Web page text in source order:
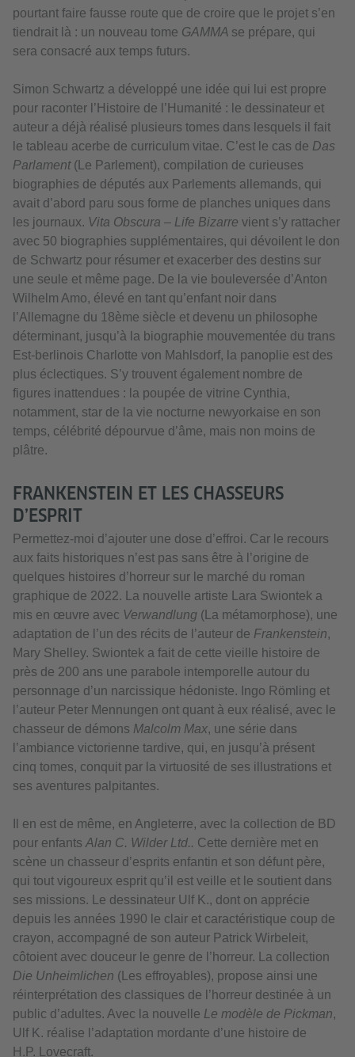
pourtant faire fausse route que de croire que le projet s’en
tiendrait là : un nouveau tome GAMMA se prépare, qui
sera consacré aux temps futurs.
Simon Schwartz a développé une idée qui lui est propre
pour raconter l’Histoire de l’Humanité : le dessinateur et
auteur a déjà réalisé plusieurs tomes dans lesquels il fait
le tableau acerbe de curriculum vitae. C’est le cas de Das
Parlament(Le Parlement), compilation de curieuses
biographies de députés aux Parlements allemands, qui
avait d’abord paru sous forme de planches uniques dans
les journaux. Vita Obscura – Life Bizarre vient s’y rattacher
avec 50 biographies supplémentaires, qui dévoilent le don
de Schwartz pour résumer et exacerber des destins sur
une seule et même page. De la vie bouleversée d’Anton
Wilhelm Amo, élevé en tant qu’enfant noir dans
l’Allemagne du 18ème siècle et devenu un philosophe
déterminant, jusqu’à la biographie mouvementée du trans
Est-berlinois Charlotte von Mahlsdorf, la panoplie est des
plus éclectiques. S’y trouvent également nombre de
figures inattendues : la poupée de vitrine Cynthia,
notamment, star de la vie nocturne newyorkaise en son
temps, célébrité dépourvue d’âme, mais non moins de
plâtre.
FRANKENSTEIN ET LES CHASSEURS
D’ESPRIT
Permettez-moi d’ajouter une dose d’effroi. Car le recours
aux faits historiques n’est pas sans être à l’origine de
quelques histoires d’horreur sur le marché du roman
graphique de 2022. La nouvelle artiste Lara Swiontek a
mis en œuvre avec Verwandlung (La métamorphose), une
adaptation de l’un des récits de l’auteur de Frankenstein,
Mary Shelley. Swiontek a fait de cette vieille histoire de
près de 200 ans une parabole intemporelle autour du
personnage d’un narcissique hédoniste. Ingo Römling et
l’auteur Peter Mennungen ont quant à eux réalisé, avec le
chasseur de démons Malcolm Max, une série dans
l’ambiance victorienne tardive, qui, en jusqu’à présent
cinq tomes, conquit par la virtuosité de ses illustrations et
ses aventures palpitantes.
Il en est de même, en Angleterre, avec la collection de BD
pour enfants Alan C. Wilder Ltd.. Cette dernière met en
scène un chasseur d’esprits enfantin et son défunt père,
qui tout vigoureux esprit qu’il est veille et le soutient dans
ses missions. Le dessinateur Ulf K., dont on apprécie
depuis les années 1990 le clair et caractéristique coup de
crayon, accompagné de son auteur Patrick Wirbeleit,
côtoient avec douceur le genre de l’horreur. La collection
Die Unheimlichen (Les effroyables), propose ainsi une
réinterprétation des classiques de l’horreur destinée à un
public d’adultes. Avec la nouvelle Le modèle de Pickman,
Ulf K. réalise l’adaptation mordante d’une histoire de
H.P. Lovecraft.